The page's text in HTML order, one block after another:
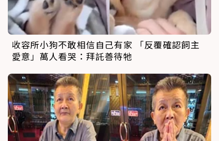
收容所小狗不敢相信自己有家 「反覆確認飼主
愛意」萬人看哭：拜託善待牠